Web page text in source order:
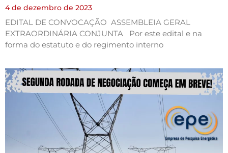
4 de dezembro de 2023
EDITAL DE CONVOCAÇÃO ASSEMBLEIA GERAL
EXTRAORDINÁRIA CONJUNTA Por este edital e na
forma do estatuto e do regimento interno